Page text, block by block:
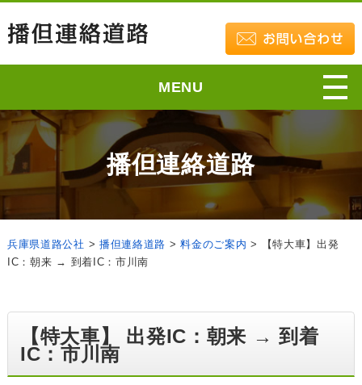
MENU
播但連絡道路
兵庫県道路公社 > 播但連絡道路 >料金のご案内 >
【特大車】出発
IC：朝来 → 到着IC：市川南
【特大車】 出発IC：朝来 → 到着
IC：市川南